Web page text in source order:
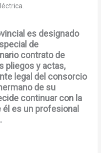
es designado
de
contrato de
pliegos y actas,
legal del consorcio
de su
continuar con la
es un profesional